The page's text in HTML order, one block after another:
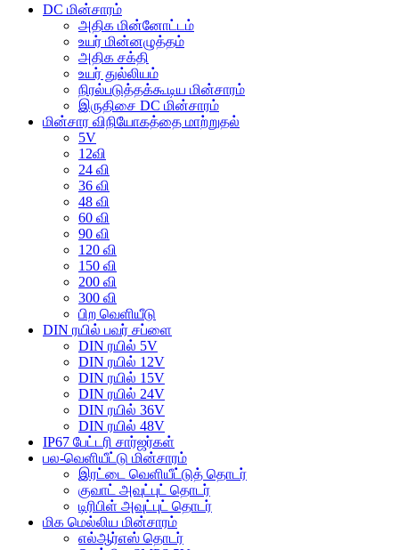
DC மின்சாரம்
அதிக மின்னோட்டம்
உயர் மின்னழுத்தம்
அதிக சக்தி
உயர் துல்லியம்
நிரல்படுத்தக்கூடிய மின்சாரம்
இருதிசை DC மின்சாரம்
மின்சார விநியோகத்தை மாற்றுதல்
5V
12வி
24 வி
36 வி
48 வி
60 வி
90 வி
120 வி
150 வி
200 வி
300 வி
பிற வெளியீடு
DIN ரயில் பவர் சப்ளை
DIN ரயில் 5V
DIN ரயில் 12V
DIN ரயில் 15V
DIN ரயில் 24V
DIN ரயில் 36V
DIN ரயில் 48V
IP67 பேட்டரி சார்ஜர்கள்
பல-வெளியீட்டு மின்சாரம்
இரட்டை வெளியீட்டுத் தொடர்
குவாட் அவுட்புட் தொடர்
டிரிபிள் அவுட்புட் தொடர்
மிக மெல்லிய மின்சாரம்
எல்ஆர்எஸ் தொடர்